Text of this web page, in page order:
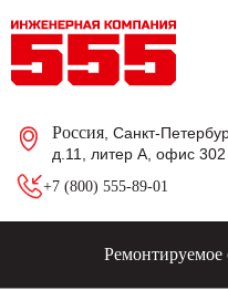
Россия , Санкт-
д.11, литер А, офис 302
+7 (800) 555-89-01
Ремонтируемое